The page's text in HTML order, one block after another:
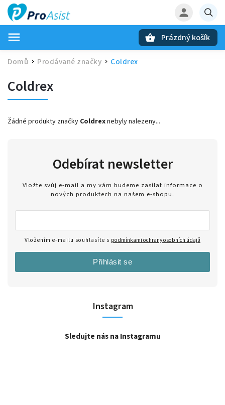
Prázdný košík
Domů / Prodávané značky / Coldrex
Coldrex
Žádné produkty značky Coldrexnebyly nalezeny...
Instagram
Sledujte nás na Instagramu
Odebírat newsletter
Vložte svůj e-mail a my vám budeme zasílat informace o
nových produktech na našem e-shopu.
Vložením e-mailu souhlasíte s podmínkami ochrany osobních údajů
Přihlásit se